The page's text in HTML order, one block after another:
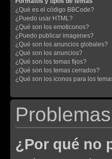
¿Qué es el código BBCode?
¿Puedo usar HTML?
¿Qué son los emoticonos?
¿Puedo publicar imagenes?
¿Qué son los anuncios globales?
¿Qué son los anuncios?
¿Qué son los temas fijos?
¿Qué son los temas cerrados?
¿Qué son los iconos para los
¿Por qué no